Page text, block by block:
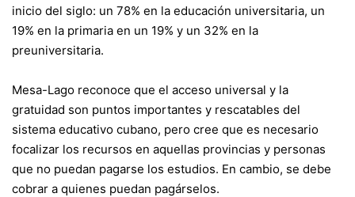
inicio del siglo: un 78% en la educación universitaria, un
19% en la primaria en un 19% y un 32% en la
preuniversitaria.
Mesa-Lago reconoce que el acceso universal y la
gratuidad son puntos importantes y rescatables del
sistema educativo cubano, pero cree que es necesario
focalizar los recursos en aquellas provincias y personas
que no puedan pagarse los estudios. En cambio, se debe
cobrar a quienes puedan pagárselos.